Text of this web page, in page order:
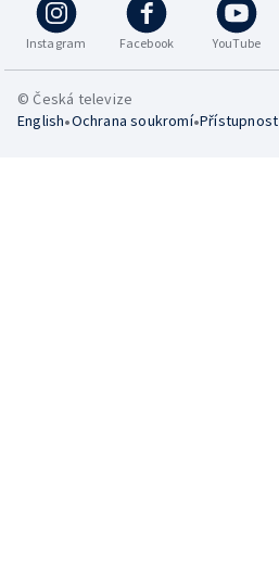
Instagram Facebook YouTube
© Česká televize
English•Ochrana soukromí•Přístupnost